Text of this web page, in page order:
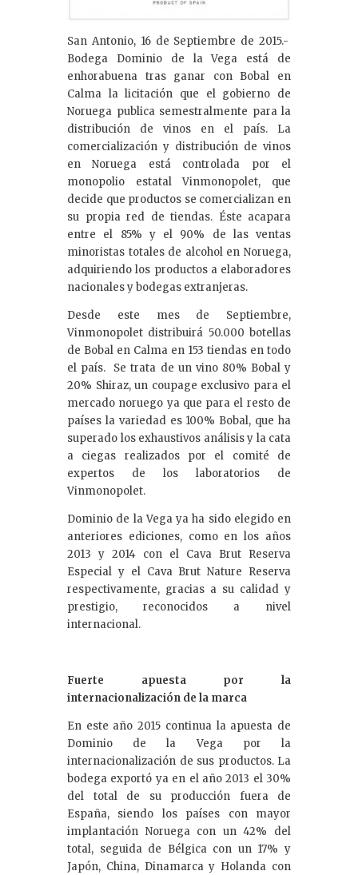
San Antonio, 16 de Septiembre de 2015.-
Bodega Dominio de la Vega está de
enhorabuena tras ganar con Bobal en
Calma la licitación que el gobierno de
Noruega publica semestralmente para la
distribución de vinos en el país. La
comercialización y distribución de vinos
en Noruega está controlada por el
monopolio estatal Vinmonopolet, que
decide que productos se comercializan en
su propia red de tiendas. Éste acapara
entre el 85% y el 90% de las ventas
minoristas totales de alcohol en Noruega,
adquiriendo los productos a elaboradores
nacionales y bodegas extranjeras.
Desde este mes de Septiembre,
Vinmonopolet distribuirá 50.000 botellas
de Bobal en Calma en 153 tiendas en todo
el país. Se trata de un vino 80% Bobal y
20% Shiraz, un coupage exclusivo para el
mercado noruego ya que para el resto de
países la variedad es 100% Bobal, que ha
superado los exhaustivos análisis y la cata
a ciegas realizados por el comité de
expertos de los laboratorios de
Vinmonopolet.
Dominio de la Vega ya ha sido elegido en
anteriores ediciones, como en los años
2013 y 2014 con el Cava Brut Reserva
Especial y el Cava Brut Nature Reserva
respectivamente, gracias a su calidad y
prestigio, reconocidos a nivel
internacional.
Fuerte apuesta por la
internacionalización de la marca
En este año 2015 continua la apuesta de
Dominio de la Vega por la
internacionalización de sus productos. La
bodega exportó ya en el año 2013 el 30%
del total de su producción fuera de
España, siendo los países con mayor
implantación Noruega con un 42% del
total, seguida de Bélgica con un 17% y
Japón, China, Dinamarca y Holanda con